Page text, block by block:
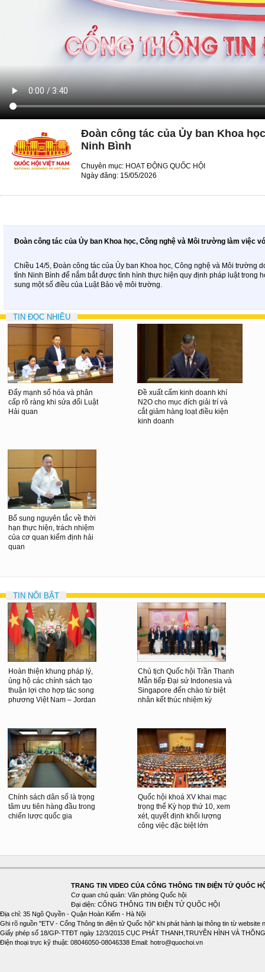
Đoàn công tác của Ủy ban Khoa
Ninh Bình
Chuyên mục: HOẠT ĐỘNG QUỐC HỘI
Ngày đăng: 15/05/2026
Đoàn công tác của Ủy ban Khoa học, Công nghệ và Môi trường làm việc
Chiều 14/5, Đoàn công tác của Ủy ban Khoa học, Công nghệ và Môi trường
tỉnh Ninh Bình để nắm bắt được tình hình thực hiện quy định pháp luật trong
sung một số điều của Luật Bảo vệ môi trường.
TIN ĐỌC NHIỀU
Đẩy mạnh số hóa và phân
cấp rõ ràng khi sửa đổi Luật
Hải quan
Đề xuất cấm kinh doanh khí
N2O cho mục đích giải trí và
cắt giảm hàng loạt điều kiện
kinh doanh
Bổ sung nguyên tắc về thời
hạn thực hiện, trách nhiệm
của cơ quan kiểm định hải
quan
TIN NỔI BẬT
Hoàn thiện khung pháp lý,
ủng hộ các chính sách tạo
thuận lợi cho hợp tác song
phương Việt Nam – Jordan
Chủ tịch Quốc hội Trần Thanh
Mẫn tiếp Đại sứ Indonesia và
Singapore đến chào từ biệt
nhân kết thúc nhiệm kỳ
Chính sách dân số là trọng
tâm ưu tiên hàng đầu trong
chiến lược quốc gia
Quốc hội khoá XV khai mạc
trọng thể Kỳ họp thứ 10, xem
xét, quyết định khối lượng
công việc đặc biệt lớn
TRANG TIN VIDEO CỦA CỔNG THÔNG TIN ĐIỆN TỬ QUỐC
Cơ quan chủ quản: Văn phòng Quốc hội
Đại diện: CỔNG THÔNG TIN ĐIỆN TỬ QUỐC HỘI
Địa chỉ: 35 Ngô Quyền - Quận Hoàn Kiếm - Hà Nội
Ghi rõ nguồn "ETV - Cổng Thông tin điện tử Quốc hội" khi phát hành lại thông tin từ website
Giấy phép số 18/GP-TTĐT ngày 12/3/2015 CỤC PHÁT THANH,TRUYỀN HÌNH VÀ
Điện thoại trực kỹ thuật: 08046050-08046338 Email: hotro@quochoi.vn